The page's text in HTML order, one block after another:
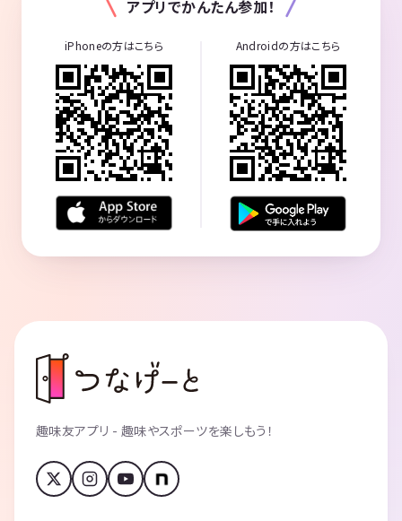
アプリでかんたん参加！
iPhoneの方はこちら Androidの方はこちら
趣味友アプリ - 趣味やスポーツを楽しもう！